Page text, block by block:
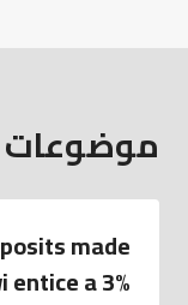
موضوعات
made
a 3%